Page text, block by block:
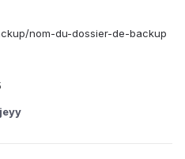
nom-du-dossier-de-backup